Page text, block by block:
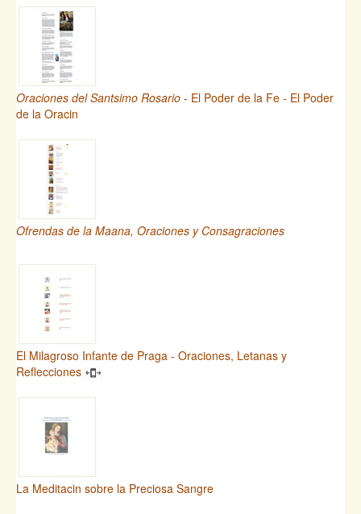
Oraciones del Santsimo Rosario - El Poder de la Fe - El Poder
de la Oracin
Ofrendas de la Maana, Oraciones y Consagraciones
El Milagroso Infante de Praga - Oraciones, Letanas y
Reflecciones
La Meditacin sobre la Preciosa Sangre